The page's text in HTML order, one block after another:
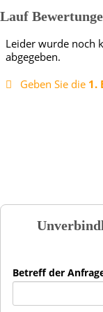
Lauf
Leider wurde noch
abgegeben.
Geben Sie die 1.
Betreff der